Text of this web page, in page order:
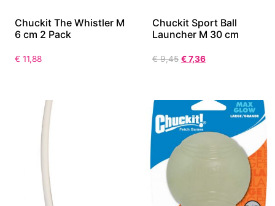
Chuckit The Whistler M
6 cm 2 Pack
€ 11,88
Chuckit Sport Ball
Launcher M 30 cm
€9,45 €7,36